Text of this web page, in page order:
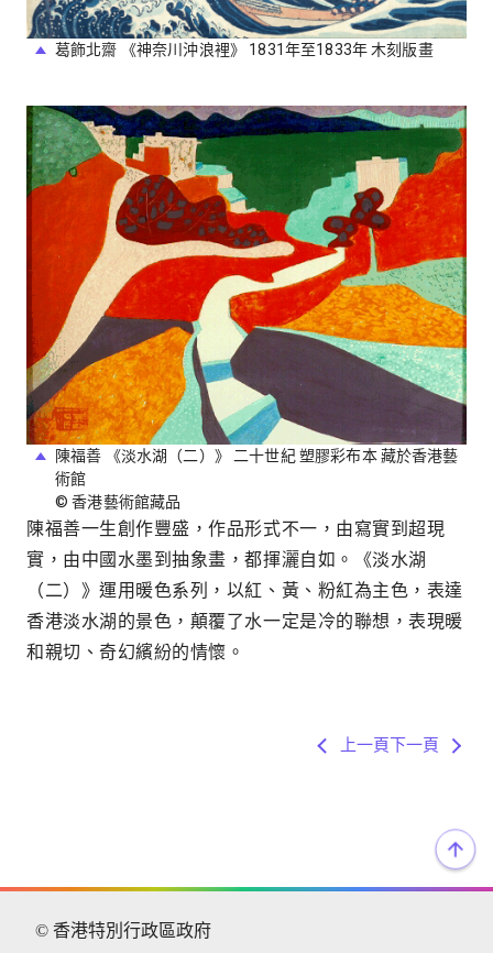
葛飾北齋 《神奈川沖浪裡》 1831年至1833年 木刻版畫
陳福善 《淡水湖（二）》 二十世紀 塑膠彩布本 藏於香港藝
術館
© 香港藝術館藏品
陳福善一生創作豐盛，作品形式不一，由寫實到超現
實，由中國水墨到抽象畫，都揮灑自如。《淡水湖
（二）》運用暖色系列，以紅、黃、粉紅為主色，表達
香港淡水湖的景色，顛覆了水一定是冷的聯想，表現暖
和親切、奇幻繽紛的情懷。
上一頁下一頁
© 香港特別行政區政府